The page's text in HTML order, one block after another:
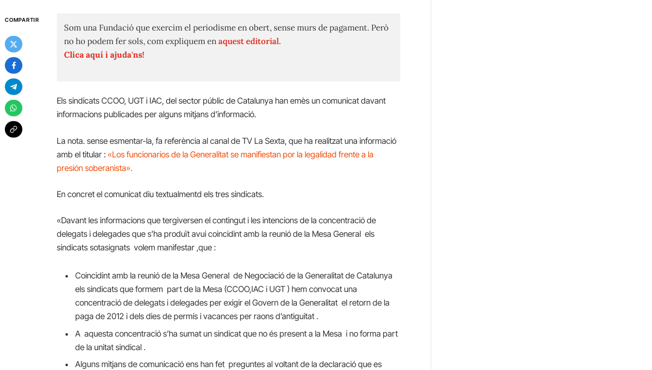
COMPARTIR
Som una Fundació que exercim el periodisme en obert, sense murs de pagament. Però
no ho podem fer sols, com expliquem enaquest editorial.
Clica aquí i ajuda'ns!
Els sindicats CCOO, UGT i IAC, del sector públic de Catalunya han emès un comunicat davant
informacions publicades per alguns mitjans d’informació.
La nota. sense esmentar-la, fa referència al canal de TV La Sexta, que ha realitzat una informació
amb el titular :«Los funcionarios de la Generalitat se manifiestan por la legalidad frente a la
presión soberanista».
En concret el comunicat diu textualmentd els tres sindicats.
«Davant les informacions que tergiversen el contingut i les intencions de la concentració de
delegats i delegades que s’ha produït avui coincidint amb la reunió de la Mesa General els
sindicats sotasignats volem manifestar ,que :
Coincidint amb la reunió de la Mesa General de Negociació de la Generalitat de Catalunya
els sindicats que formem part de la Mesa (CCOO,IAC i UGT ) hem convocat una
concentració de delegats i delegades per exigir el Govern de la Generalitat el retorn de la
paga de 2012 i dels dies de permís i vacances per raons d’antiguitat .
A aquesta concentració s’ha sumat un sindicat que no és present a la Mesa i no forma part
de la unitat sindical .
Alguns mitjans de comunicació ens han fet preguntes al voltant de la declaració que es